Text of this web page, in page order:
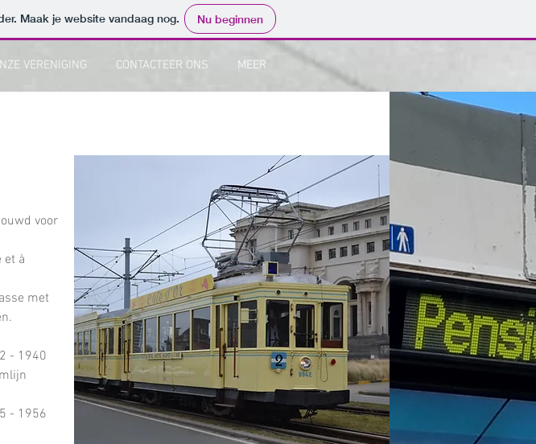
Maak je website vandaag nog. Nu beginnen
VERENIGING CONTACTEER ONS MEER
voor
et à
met
- 1940
- 1956